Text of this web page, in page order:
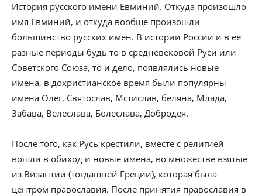
История русского имени Евминий. Откуда произошло
имя Евминий, и откуда вообще произошли
большинство русских имен. В истории России и в её
разные периоды будь то в средневековой Руси или
Советского Союза, то и дело, появлялись новые
имена, в дохристианское время были популярны
имена Олег, Святослав, Мстислав, беляна, Млада,
Забава, Велеслава, Болеслава, Добродея.
После того, как Русь крестили, вместе с религией
вошли в обиход и новые имена, во множестве взятые
из Византии (тогдашней Греции), которая была
центром православия. После принятия православия в